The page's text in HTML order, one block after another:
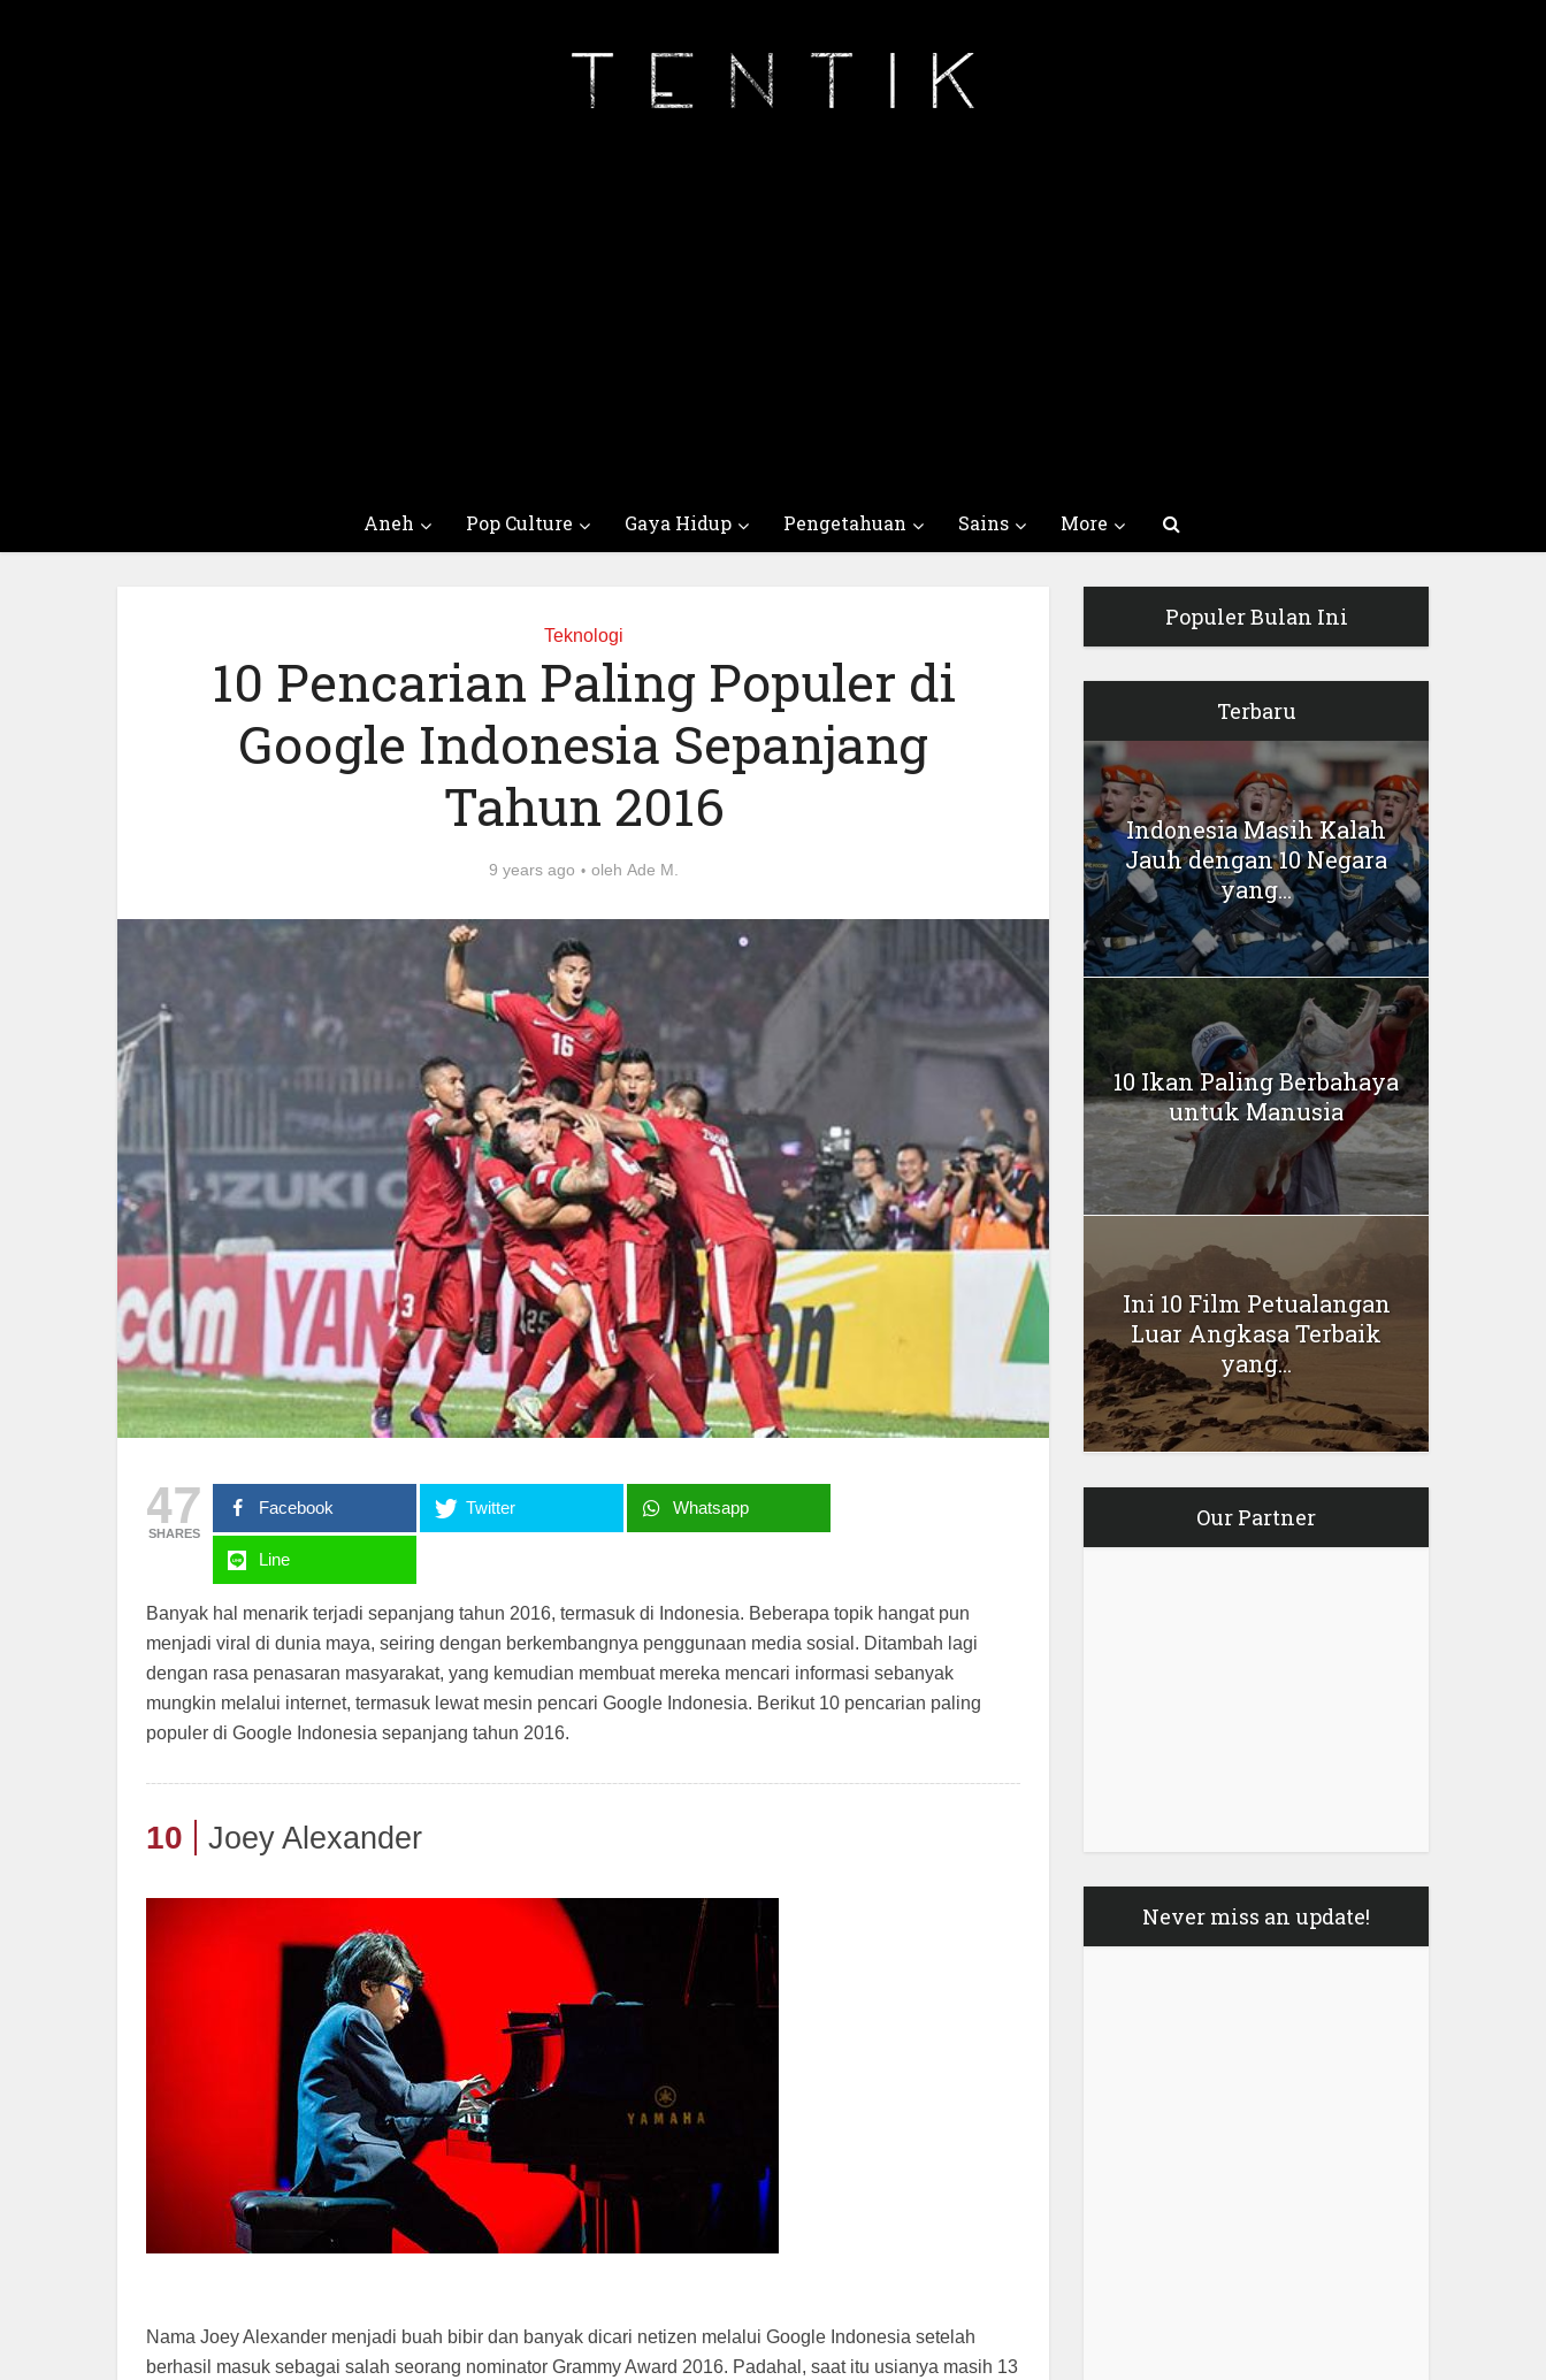
Aneh Pop Culture Gaya Hidup Pengetahuan Sains More
Teknologi
10 Pencarian Paling Populer di
Google Indonesia Sepanjang
Tahun 2016
9 years ago oleh Ade M.
47
SHARES
Facebook Twitter Whatsapp
Line
Banyak hal menarik terjadi sepanjang tahun 2016, termasuk di Indonesia. Beberapa topik hangat pun
menjadi viral di dunia maya, seiring dengan berkembangnya penggunaan media sosial. Ditambah lagi
dengan rasa penasaran masyarakat, yang kemudian membuat mereka mencari informasi sebanyak
mungkin melalui internet, termasuk lewat mesin pencari Google Indonesia. Berikut 10 pencarian paling
populer di Google Indonesia sepanjang tahun 2016.
10 Joey Alexander
Nama Joey Alexander menjadi buah bibir dan banyak dicari netizen melalui Google Indonesia setelah
berhasil masuk sebagai salah seorang nominator Grammy Award 2016. Padahal, saat itu usianya masih 13
Populer Bulan Ini
Terbaru
Indonesia Masih Kalah
Jauh dengan 10 Negara
yang...
10 Ikan Paling Berbahaya
untuk Manusia
Ini 10 Film Petualangan
Luar Angkasa Terbaik
yang...
Our Partner
Never miss an update!